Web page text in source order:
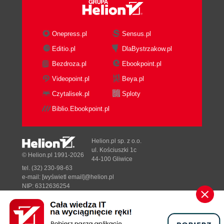
Menu hierarchiczne (67)
Menu kontekstowe (69)
Mysz dwuprzyciskowa i klikanie prawym
przyciskiem (69)
Klawisze modyfikujące i ich symbole (70)
Korzystanie ze skrótów klawiszowych (71)
Rozdział 6. Używanie programu (75)
Otwieranie programu (76)
Otwieranie pustego dokumentu (77)
Polecenie Nowy kontra polecenie Otwórz (77)
Punkt wprowadzania (78)
Klawisz Delete (lub Backspace) (80)
Sprawdzanie pisowni (81)
Kontrolowanie sprawdzania pisowni (82)
Onepress.pl
Sensus.pl
Editio.pl
DlaBystrzakow.pl
Bezdroza.pl
Ebookpoint.pl
Videopoint.pl
Beya.pl
Czytalisek.pl
Sploty
Biblio.Ebookpoint.pl
Designed with ♥ byTonik.pl
© Helion.pl 1991-2026
Helion.pl sp. z o.o.
ul. Kościuszki 1c
44-100 Gliwice
tel. (32) 230-98-63
e-mail: [wyświetl email]@helion.pl
NIP: 6312636254